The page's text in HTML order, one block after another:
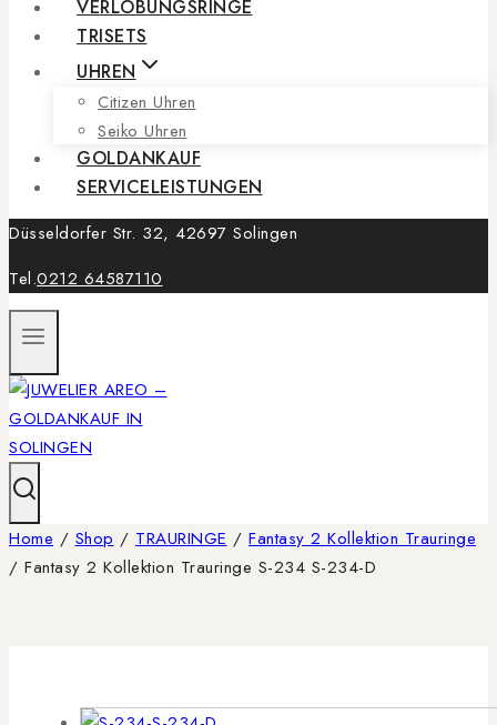
VERLOBUNGSRINGE
TRISETS
UHREN
Citizen Uhren
Seiko Uhren
GOLDANKAUF
SERVICELEISTUNGEN
Düsseldorfer Str. 32, 42697 Solingen
Tel.0212 64587110
Home / Shop / TRAURINGE / Fantasy 2 Kollektion Trauringe
/ Fantasy 2 Kollektion Trauringe S-234 S-234-D